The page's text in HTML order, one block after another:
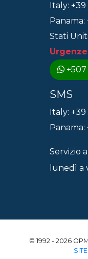
Italy:
Panama:
Stati
Urgenze
+507
SMS
Italy:
Panama:
Servizio
lunedì a
© 1992 - 2026